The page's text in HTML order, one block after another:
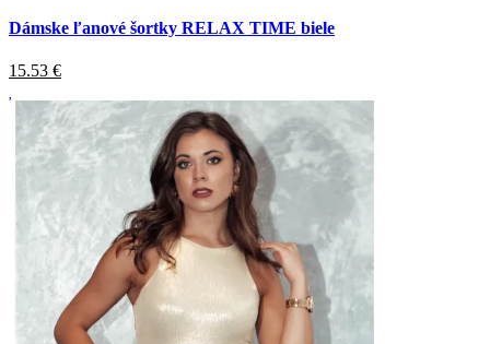
Dámske ľanové šortky RELAX TIME biele
15.53 €